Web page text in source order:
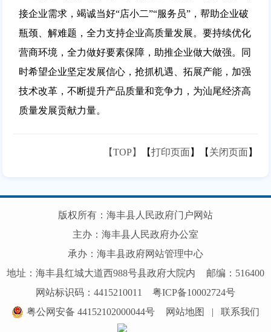
接企业需求，竭诚当好“店小二”“服务员”，帮助企业破
瓶颈、解难题，全力支持企业高质量发展。要持续优化
营商环境，全力做好要素保障，助推企业做大做强。同
时希望企业坚定发展信心，抢抓机遇、拓展产能，加强
技术改革，不断提升产品质量和竞争力，为汕尾经济高
质量发展贡献力量。
【TOP】 【打印页面】【 关闭页面】
版权所有：海丰县人民政府门户网站
主办：海丰县人民政府办公室
承办：海丰县政府网站管理中心
地址：海丰县红城大道西988号县政府大院内
邮编：516400
网站标识码：4415210011
粤ICP备10002724号
粤公网安备 44152102000044号
网站地图 | 联系我们